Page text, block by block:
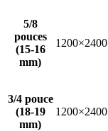
5/8
pouces
(15-16
mm)
1200×2400
3/4 pouce
(18-19
mm)
1200×2400